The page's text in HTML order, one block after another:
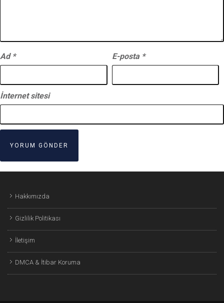
Ad * E-posta *
İnternet sitesi
Hakkımızda
Gizlilik Politikası
İletişim
DMCA & İtibar Koruma